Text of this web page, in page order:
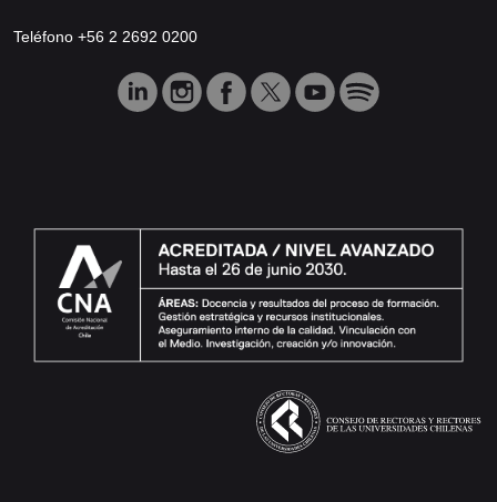
Teléfono +56 2 2692 0200